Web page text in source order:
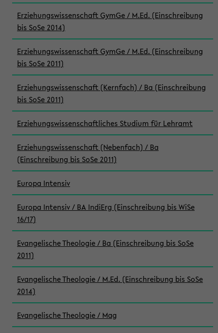
Erziehungswissenschaft GymGe / M.Ed. (Einschreibung
bis SoSe 2014)
Erziehungswissenschaft GymGe / M.Ed. (Einschreibung
bis SoSe 2011)
Erziehungswissenschaft (Kernfach) / Ba (Einschreibung
bis SoSe 2011)
Erziehungswissenschaftliches Studium für Lehramt
Erziehungswissenschaft (Nebenfach) / Ba
(Einschreibung bis SoSe 2011)
Europa Intensiv
Europa Intensiv / BA IndiErg (Einschreibung bis WiSe
16/17)
Evangelische Theologie / Ba (Einschreibung bis SoSe
2011)
Evangelische Theologie / M.Ed. (Einschreibung bis SoSe
2014)
Evangelische Theologie / Mag